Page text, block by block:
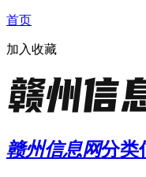
首页
加入收藏
赣州信息网分类